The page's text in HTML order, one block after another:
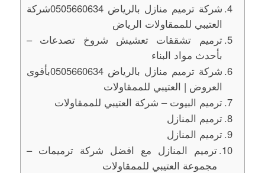
شركة ترميم منازل بالرياض 0505660634شركة
العتيبي للممقاولات الرياض
ترميم تشققات تعشيش شروخ تصدعات –
بأحدث مواد البناء
شركة ترميم منازل بالرياض 0505660634بأقوى
العروض | العتيبي للممقاولات
ترميم البيوت – شركة العتيبي للممقاولات
ترميم المنازل
ترميم المنازل
ترميم المنازل مع افضل شركة ترميمات –
مجموعة العتيبي للممقاولات